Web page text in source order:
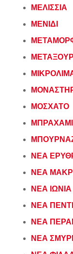
ΜΕΛΙΣΣΙΑ
ΜΕΝΙΔΙ
ΜΟΣΧΑΤΟ
ΜΠΡΑΧΑΜΙ
ΝΕΑ
ΝΕΑ
ΝΕΑ ΙΩΝΙΑ
ΝΕΑ
ΝΕΑ
ΝΕΑ